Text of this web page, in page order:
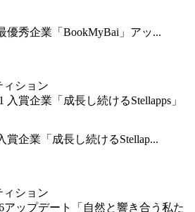
優秀企業「BookMyBai」アッ...
ィション
賞企業「成長し続けるStellap...
ィション